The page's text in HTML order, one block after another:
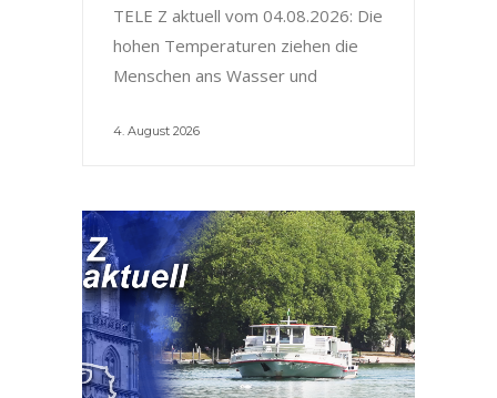
TELE Z aktuell vom 04.08.2026: Die
hohen Temperaturen ziehen die
Menschen ans Wasser und
4. August 2026